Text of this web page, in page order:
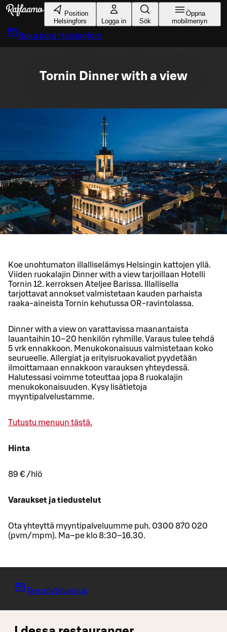
Gå till huvudinnehållet
Position
Helsingfors
Logga in Sök
Öppna
mobilmenyn
Boka bord Helsingfors
Tornin Dinner with a view
Koe unohtumaton illalliselämys Helsingin kattojen yllä.
Viiden ruokalajin Dinner with a view tarjoillaan Hotelli
Tornin 12. kerroksen Ateljee Barissa. Illallisella
tarjottavat annokset valmistetaan kauden parhaista
raaka-aineista Tornin kehutussa OR-ravintolassa.
Dinner with a view on varattavissa maanantaista
lauantaihin 10–20 henkilön ryhmille. Varaus tulee tehdä
5 vrk ennakkoon. Menukokonaisuus valmistetaan koko
seurueelle. Allergiat ja erityisruokavaliot pyydetään
ilmoittamaan ennakkoon varauksen yhteydessä.
Halutessasi voimme toteuttaa jopa 8 ruokalajin
menukokonaisuuden. Kysy lisätietoja
myyntipalvelustamme.
Tutustu menuun tästä.
Hinta
89 € /hlö
Varaukset ja tiedustelut
Ota yhteyttä myyntipalveluumme puh. 0300 870 020
(pvm/mpm). Ma–pe klo 8:30–16.30.
Tee pöytävaraus